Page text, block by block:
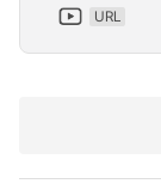
URL